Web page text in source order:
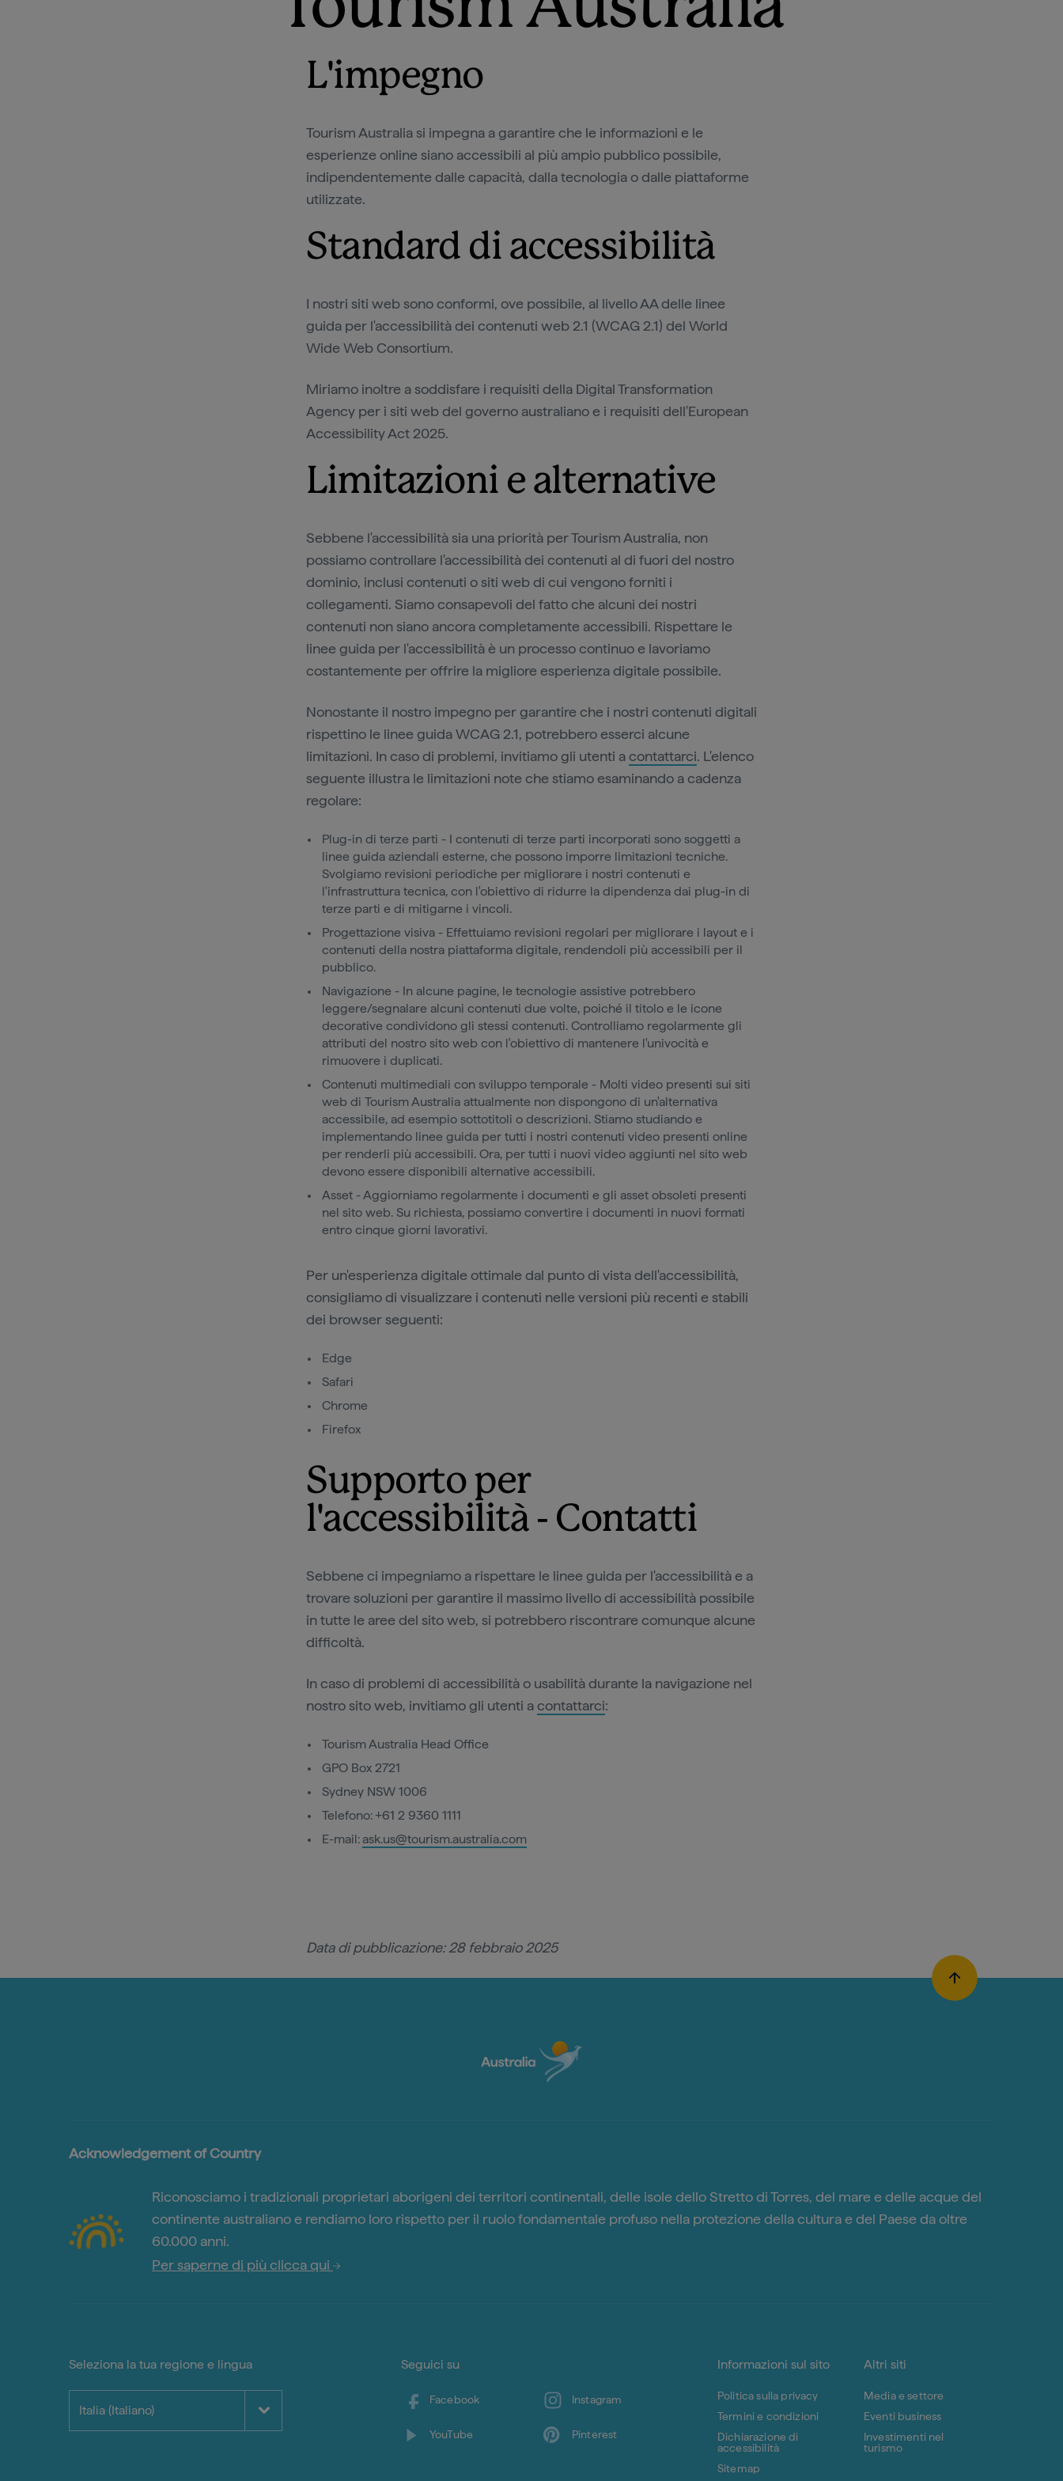
L'impegno
Tourism Australia si impegna a garantire che le informazioni e le
esperienze online siano accessibili al più ampio pubblico possibile,
indipendentemente dalle capacità, dalla tecnologia o dalle piattaforme
utilizzate.
Standard di accessibilità
I nostri siti web sono conformi, ove possibile, al livello AA delle linee
guida per l'accessibilità dei contenuti web 2.1 (WCAG 2.1) del World
Wide Web Consortium.
Miriamo inoltre a soddisfare i requisiti della Digital Transformation
Agency per i siti web del governo australiano e i requisiti dell'European
Accessibility Act 2025.
Limitazioni e alternative
Sebbene l'accessibilità sia una priorità per Tourism Australia, non
possiamo controllare l'accessibilità dei contenuti al di fuori del nostro
dominio, inclusi contenuti o siti web di cui vengono forniti i
collegamenti. Siamo consapevoli del fatto che alcuni dei nostri
contenuti non siano ancora completamente accessibili. Rispettare le
linee guida per l'accessibilità è un processo continuo e lavoriamo
costantemente per offrire la migliore esperienza digitale possibile.
Nonostante il nostro impegno per garantire che i nostri contenuti digitali
rispettino le linee guida WCAG 2.1, potrebbero esserci alcune
limitazioni. In caso di problemi, invitiamo gli utenti acontattarci. L'elenco
seguente illustra le limitazioni note che stiamo esaminando a cadenza
regolare:
Plug-in di terze parti - I contenuti di terze parti incorporati sono soggetti a
linee guida aziendali esterne, che possono imporre limitazioni tecniche.
Svolgiamo revisioni periodiche per migliorare i nostri contenuti e
l'infrastruttura tecnica, con l'obiettivo di ridurre la dipendenza dai plug-in di
terze parti e di mitigarne i vincoli.
Progettazione visiva - Effettuiamo revisioni regolari per migliorare i layout e i
contenuti della nostra piattaforma digitale, rendendoli più accessibili per il
pubblico.
Navigazione - In alcune pagine, le tecnologie assistive potrebbero
leggere/segnalare alcuni contenuti due volte, poiché il titolo e le icone
decorative condividono gli stessi contenuti. Controlliamo regolarmente gli
attributi del nostro sito web con l'obiettivo di mantenere l'univocità e
rimuovere i duplicati.
Contenuti multimediali con sviluppo temporale - Molti video presenti sui siti
web di Tourism Australia attualmente non dispongono di un'alternativa
accessibile, ad esempio sottotitoli o descrizioni. Stiamo studiando e
implementando linee guida per tutti i nostri contenuti video presenti online
per renderli più accessibili. Ora, per tutti i nuovi video aggiunti nel sito web
devono essere disponibili alternative accessibili.
Asset - Aggiorniamo regolarmente i documenti e gli asset obsoleti presenti
nel sito web. Su richiesta, possiamo convertire i documenti in nuovi formati
entro cinque giorni lavorativi.
Per un'esperienza digitale ottimale dal punto di vista dell'accessibilità,
consigliamo di visualizzare i contenuti nelle versioni più recenti e stabili
dei browser seguenti:
Edge
Safari
Chrome
Firefox
Supporto per
l'accessibilità - Contatti
Sebbene ci impegniamo a rispettare le linee guida per l'accessibilità e a
trovare soluzioni per garantire il massimo livello di accessibilità possibile
in tutte le aree del sito web, si potrebbero riscontrare comunque alcune
difficoltà.
In caso di problemi di accessibilità o usabilità durante la navigazione nel
nostro sito web, invitiamo gli utenti acontattarci:
Tourism Australia Head Office
GPO Box 2721
Sydney NSW 1006
Telefono: +61 2 9360 1111
E-mail: ask.us@tourism.australia.com
Data di pubblicazione: 28 febbraio 2025
Acknowledgement of Country
Riconosciamo i tradizionali proprietari aborigeni dei territori continentali, delle isole dello Stretto di Torres, del mare e delle acque del
continente australiano e rendiamo loro rispetto per il ruolo fondamentale profuso nella protezione della cultura e del Paese da oltre
60.000 anni.
Per saperne di più clicca qui
Seleziona la tua regione e lingua
Italia (Italiano)
Seguici su
Facebook Instagram
YouTube Pinterest
Informazioni sul sito
Politica sulla privacy
Termini e condizioni
Dichiarazione di
accessibilità
Sitemap
Altri siti
Media e settore
Eventi business
Investimenti nel
turismo